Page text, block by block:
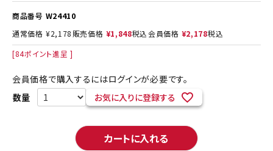
商品番号 W24410
通常価格 ¥2,178 販売価格 ¥1,848税込会員価格 ¥2,178税込
[84ポイント進呈 ]
会員価格で購入するにはログインが必要です。
お気に入りに登録する
カートに入れる